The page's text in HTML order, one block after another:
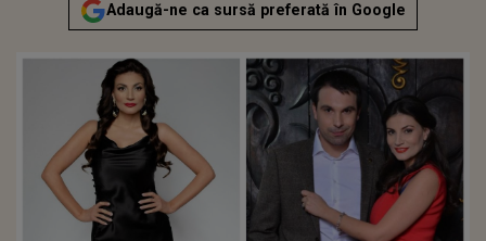
Adaugă-ne ca sursă preferată în Google